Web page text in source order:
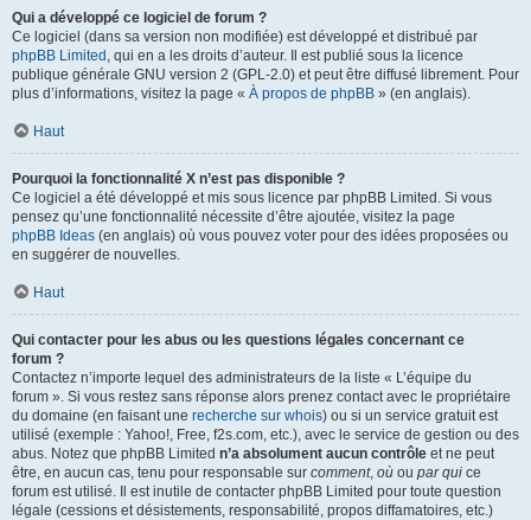
Qui a développé ce logiciel de forum ?
Ce logiciel (dans sa version non modifiée) est développé et distribué par
phpBB Limited , qui en a les droits d’auteur. Il est publié sous la licence
publique générale GNU version 2 (GPL-2.0) et peut être diffusé librement. Pour
plus d’informations, visitez la page « À propos de phpBB » (en anglais).
Haut
Pourquoi la fonctionnalité X n’est pas disponible ?
Ce logiciel a été développé et mis sous licence par phpBB Limited. Si vous
pensez qu’une fonctionnalité nécessite d’être ajoutée, visitez la page
phpBB Ideas (en anglais) où vous pouvez voter pour des idées proposées ou
en suggérer de nouvelles.
Haut
Qui contacter pour les abus ou les questions légales concernant ce
forum ?
Contactez n’importe lequel des administrateurs de la liste « L’équipe du
forum ». Si vous restez sans réponse alors prenez contact avec le propriétaire
du domaine (en faisant une recherche sur whois) ou si un service gratuit est
utilisé (exemple : Yahoo!, Free, f2s.com, etc.), avec le service de gestion ou des
abus. Notez que phpBB Limited n’a absolument aucun contrôle et ne peut
être, en aucun cas, tenu pour responsable sur comment, où ou par qui ce
forum est utilisé. Il est inutile de contacter phpBB Limited pour toute question
légale (cessions et désistements, responsabilité, propos diffamatoires, etc.)